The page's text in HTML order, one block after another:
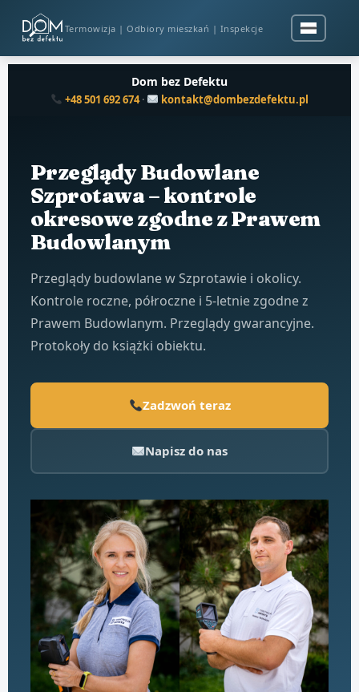
Termowizja | Odbiory mieszkań | Inspekcje
Dom bez Defektu
+48 501 692 674· kontakt@dombezdefektu.pl
Przeglądy Budowlane
Szprotawa – kontrole
okresowe zgodne z Prawem
Budowlanym
Przeglądy budowlane w Szprotawie i okolicy.
Kontrole roczne, półroczne i 5-letnie zgodne z
Prawem Budowlanym. Przeglądy gwarancyjne.
Protokoły do książki obiektu.
Zadzwoń teraz
Napisz do nas